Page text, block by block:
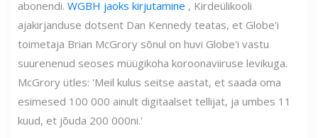
abonendi. WGBH jaoks kirjutamine , Kirdeülikooli
ajakirjanduse dotsent Dan Kennedy teatas, et Globe'i
toimetaja Brian McGrory sõnul on huvi Globe'i vastu
suurenenud seoses müügikoha koroonaviiruse levikuga.
McGrory ütles: 'Meil kulus seitse aastat, et saada oma
esimesed 100 000 ainult digitaalset tellijat, ja umbes 11
kuud, et jõuda 200 000ni.'